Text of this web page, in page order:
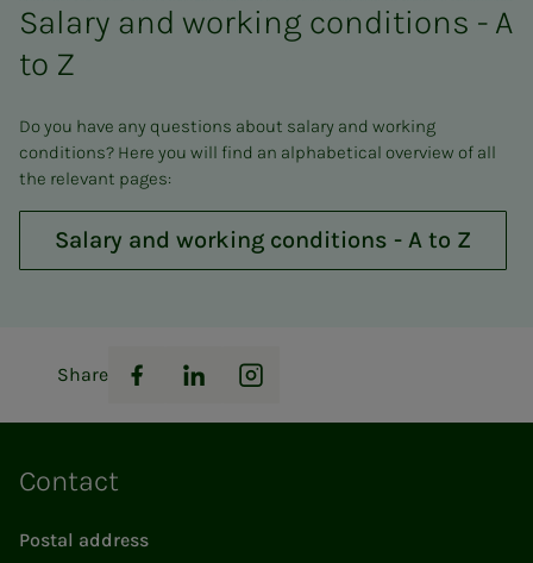
Salary and working conditions - A
to Z
Do you have any questions about salary and working
conditions? Here you will find an alphabetical overview of all
the relevant pages:
Salary and working conditions - A to Z
Share
Facebook
LinkedInInstagram
Contact
Postal address